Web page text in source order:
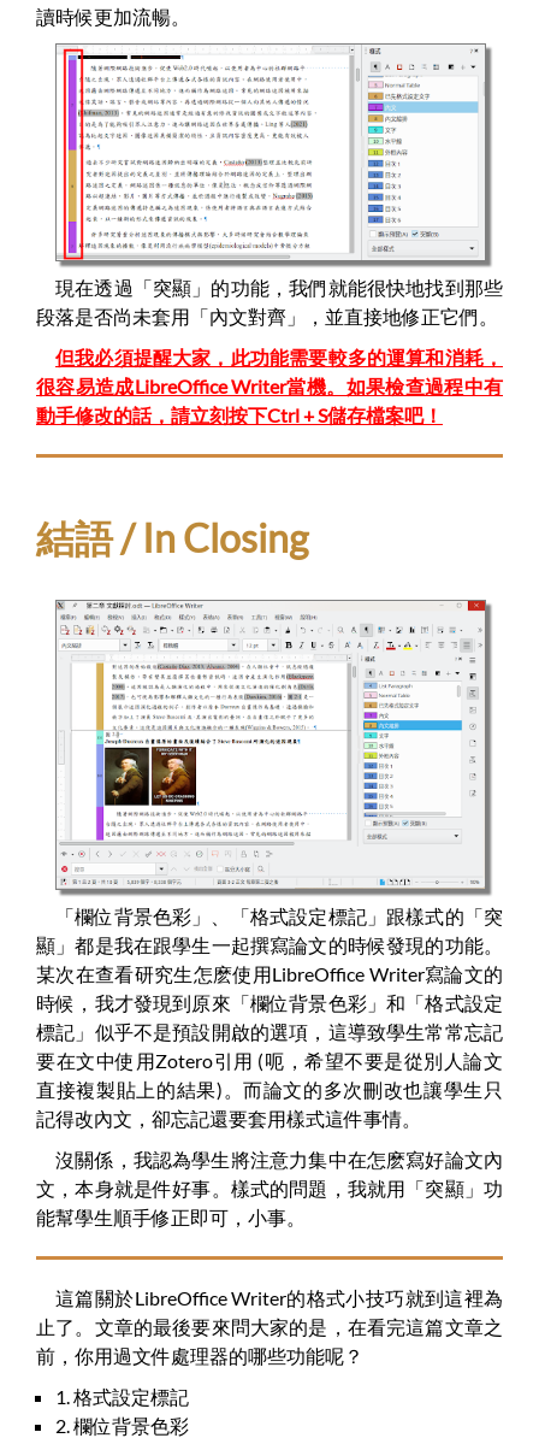
讀時候更加流暢。
現在透過「突顯」的功能，我們就能很快地找到那些
段落是否尚未套用「內文對齊」，並直接地修正它們。
但我必須提醒大家，此功能需要較多的運算和消耗，
很容易造成LibreOffice Writer當機。如果檢查過程中有
動手修改的話，請立刻按下Ctrl + S儲存檔案吧！
結語 / In Closing
「欄位背景色彩」、「格式設定標記」跟樣式的「突
顯」都是我在跟學生一起撰寫論文的時候發現的功能。
某次在查看研究生怎麽使用LibreOffice Writer寫論文的
時候，我才發現到原來「欄位背景色彩」和「格式設定
標記」似乎不是預設開啟的選項，這導致學生常常忘記
要在文中使用Zotero引用 (呃，希望不要是從別人論文
直接複製貼上的結果)。而論文的多次刪改也讓學生只
記得改內文，卻忘記還要套用樣式這件事情。
沒關係，我認為學生將注意力集中在怎麽寫好論文內
文，本身就是件好事。樣式的問題，我就用「突顯」功
能幫學生順手修正即可，小事。
這篇關於LibreOffice Writer的格式小技巧就到這裡為
止了。文章的最後要來問大家的是，在看完這篇文章之
前，你用過文件處理器的哪些功能呢？
1. 格式設定標記
2. 欄位背景色彩